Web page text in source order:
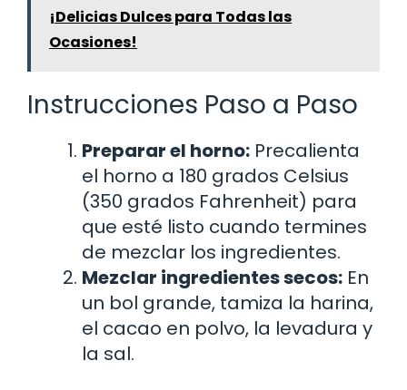
¡Delicias Dulces para Todas las
Ocasiones!
Instrucciones Paso a Paso
Preparar el horno: Precalienta
el horno a 180 grados Celsius
(350 grados Fahrenheit) para
que esté listo cuando termines
de mezclar los ingredientes.
Mezclar ingredientes secos: En
un bol grande, tamiza la harina,
el cacao en polvo, la levadura y
la sal.